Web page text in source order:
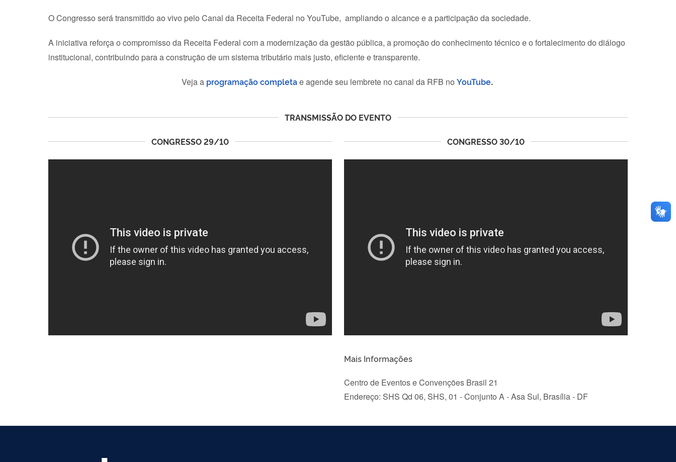
O Congresso será transmitido ao vivo pelo Canal da Receita Federal no YouTube, ampliando o alcance e a participação da sociedade.
A iniciativa reforça o compromisso da Receita Federal com a modernização da gestão pública, a promoção do conhecimento técnico e o fortalecimento do diálogo
institucional, contribuindo para a construção de um sistema tributário mais justo, eficiente e transparente.
Veja a programação completae agende seu lembrete no canal da RFB no YouTube.
TRANSMISSÃO DO EVENTO
CONGRESSO 29/10 CONGRESSO 30/10
Mais Informações
Centro de Eventos e Convenções Brasil 21
Endereço: SHS Qd 06, SHS, 01 - Conjunto A - Asa Sul, Brasília - DF